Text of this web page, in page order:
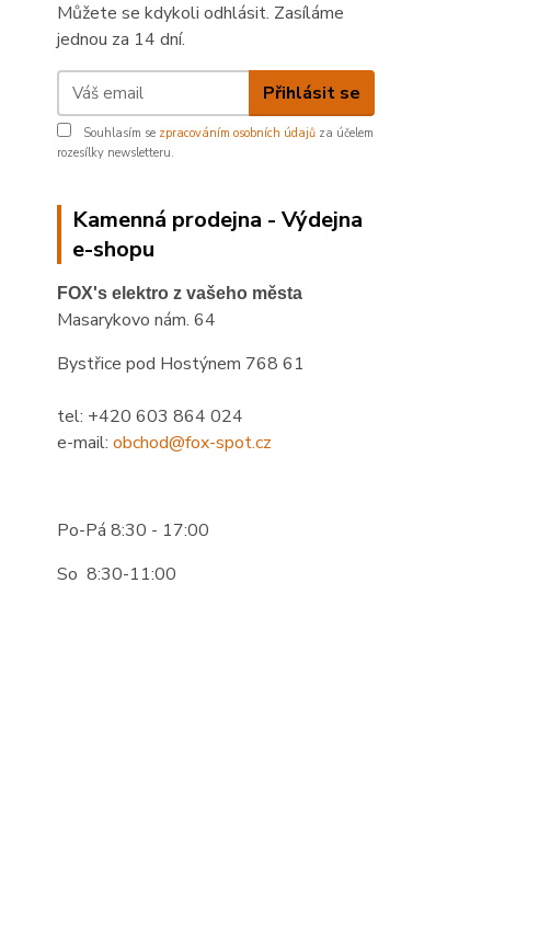
Můžete se kdykoli odhlásit. Zasíláme
jednou za 14 dní.
Přihlásit se
Souhlasím se zpracováním osobních údajů za účelem
rozesílky newsletteru.
Kamenná prodejna - Výdejna
e-shopu
FOX's elektro z vašeho města
Masarykovo nám. 64
Bystřice pod Hostýnem 768 61
tel: +420 603 864 024
e-mail: obchod@fox-spot.cz
Po-Pá 8:30 - 17:00
So 8:30-11:00